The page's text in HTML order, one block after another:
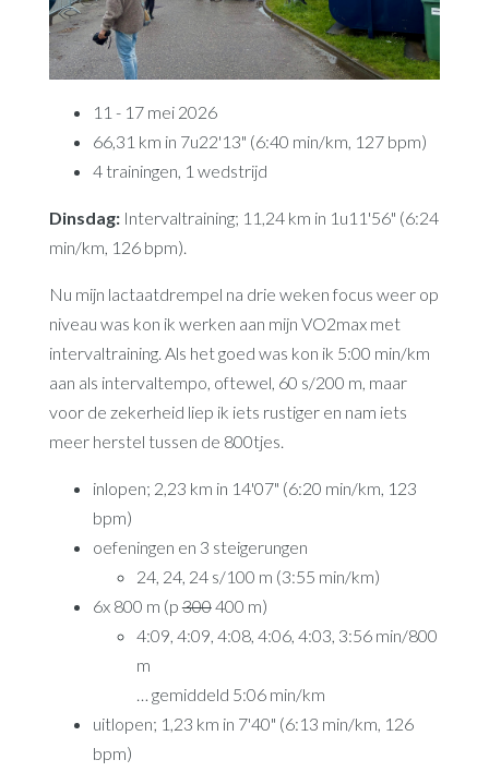
11 - 17 mei 2026
66,31 km in 7u22'13" (6:40 min/km, 127 bpm)
4 trainingen, 1 wedstrijd
Dinsdag:Intervaltraining; 11,24 km in 1u11'56" (6:24
min/km, 126 bpm).
Nu mijn lactaatdrempel na drie weken focus weer op
niveau was kon ik werken aan mijn VO2max met
intervaltraining. Als het goed was kon ik 5:00 min/km
aan als intervaltempo, oftewel, 60 s/200 m, maar
voor de zekerheid liep ik iets rustiger en nam iets
meer herstel tussen de 800tjes.
inlopen; 2,23 km in 14'07" (6:20 min/km, 123
bpm)
oefeningen en 3 steigerungen
24, 24, 24 s/100 m (3:55 min/km)
6x 800 m (p300400 m)
4:09, 4:09, 4:08, 4:06, 4:03, 3:56 min/800
m
… gemiddeld 5:06 min/km
uitlopen; 1,23 km in 7'40" (6:13 min/km, 126
bpm)